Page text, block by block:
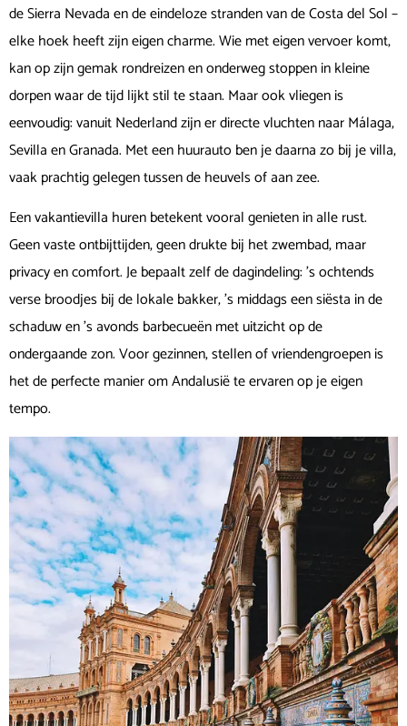
de Sierra Nevada en de eindeloze stranden van de Costa del Sol –
elke hoek heeft zijn eigen charme. Wie met eigen vervoer komt,
kan op zijn gemak rondreizen en onderweg stoppen in kleine
dorpen waar de tijd lijkt stil te staan. Maar ook vliegen is
eenvoudig: vanuit Nederland zijn er directe vluchten naar Málaga,
Sevilla en Granada. Met een huurauto ben je daarna zo bij je villa,
vaak prachtig gelegen tussen de heuvels of aan zee.
Een vakantievilla huren betekent vooral genieten in alle rust.
Geen vaste ontbijttijden, geen drukte bij het zwembad, maar
privacy en comfort. Je bepaalt zelf de dagindeling: ’s ochtends
verse broodjes bij de lokale bakker, ’s middags een siësta in de
schaduw en ’s avonds barbecueën met uitzicht op de
ondergaande zon. Voor gezinnen, stellen of vriendengroepen is
het de perfecte manier om Andalusië te ervaren op je eigen
tempo.